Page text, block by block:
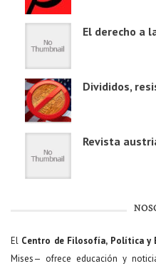
El derecho a
Divididos,
Revista
El Centro de Filosofía, Política y
Mises— ofrece educación y